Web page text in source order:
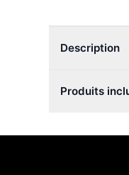
Description
Produits